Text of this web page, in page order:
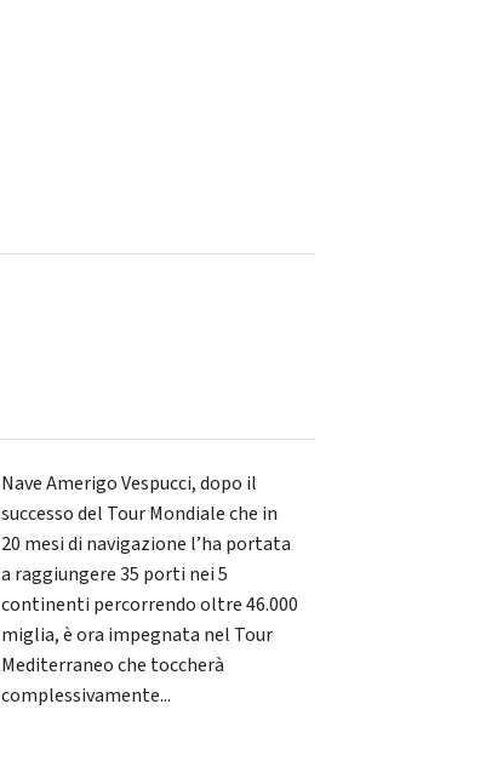
Nave Amerigo Vespucci, dopo il
successo del Tour Mondiale che in
20 mesi di navigazione l’ha portata
a raggiungere 35 porti nei 5
continenti percorrendo oltre 46.000
miglia, è ora impegnata nel Tour
Mediterraneo che toccherà
complessivamente...